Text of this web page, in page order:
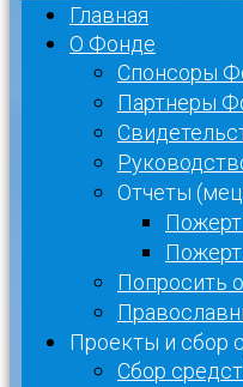
Главная
О Фонде
Спонсоры
Партнеры
Отчеты
Попросить
Проекты и сбор
Сбор